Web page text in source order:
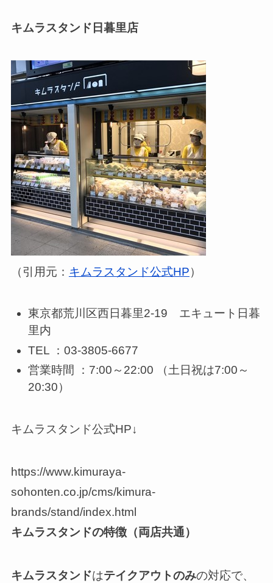
キムラスタンド日暮里店
（引用元： キムラスタンド公式HP）
東京都荒川区西日暮里2-19 エキュート日暮
里内
TEL ：03-3805-6677
営業時間 ：7:00～22:00 （土日祝は7:00～
20:30）
キムラスタンド公式HP↓
https://www.kimuraya-
sohonten.co.jp/cms/kimura-
brands/stand/index.html
キムラスタンドの特徴（両店共通）
キムラスタンドはテイクアウトのみの対応で、